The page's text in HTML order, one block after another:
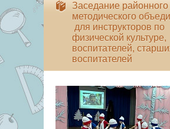
​​​​​​​Заседание районного
методического
для инструкторов по
физической культуре,
воспитателей,
воспитателей